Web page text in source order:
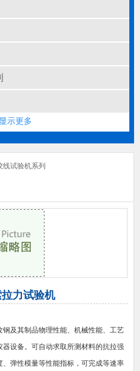
示更多
线试验机系列
力试验机
及其制品物理性能、机械性能、工艺
设备。可自动求取所测材料的抗拉强
弹性模量等性能指标，可完成等速率